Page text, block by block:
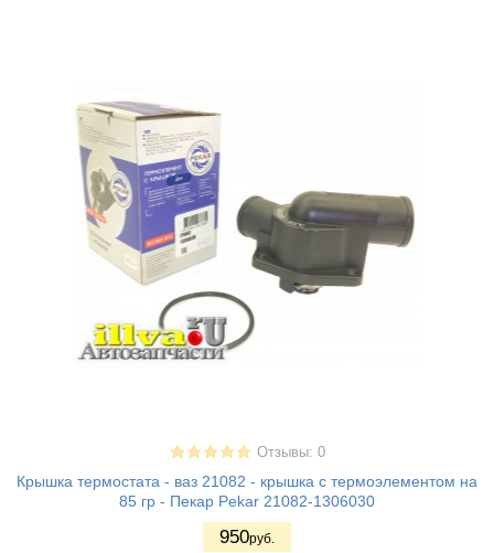
Отзывы: 0
Крышка термостата - ваз 21082 - крышка с термоэлементом на
85 гр - Пекар Pekar 21082-1306030
950руб.